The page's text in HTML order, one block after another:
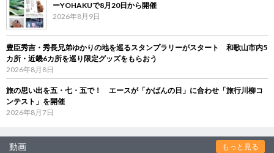
ーYOHAKUで8月20日から開催
2026年8月9日
豊臣秀吉・秀長兄弟ゆかりの地を巡るスタンプラリーがスタート 和歌山市内5
カ所・近畿6カ所を巡り限定グッズをもらおう
2026年8月8日
旅の思い出を五・七・五で！ エースが「かばんの日」に合わせ「旅行川柳コ
ンテスト」を開催
2026年8月7日
動画 もっと見る